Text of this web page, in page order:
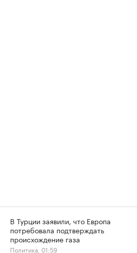
В Турции заявили, что Европа
потребовала подтверждать
происхождение газа
Политика, 01:59